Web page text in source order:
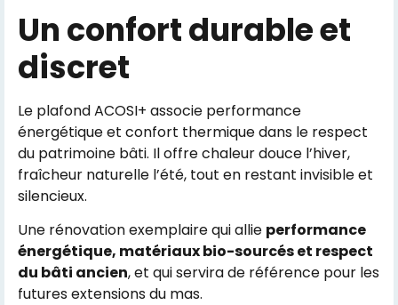
Un confort durable et
discret
Le plafond ACOSI+ associe performance
énergétique et confort thermique dans le respect
du patrimoine bâti. Il offre chaleur douce l’hiver,
fraîcheur naturelle l’été, tout en restant invisible et
silencieux.
Une rénovation exemplaire qui allie performance
énergétique, matériaux bio-sourcés et respect
du bâti ancien, et qui servira de référence pour les
futures extensions du mas.